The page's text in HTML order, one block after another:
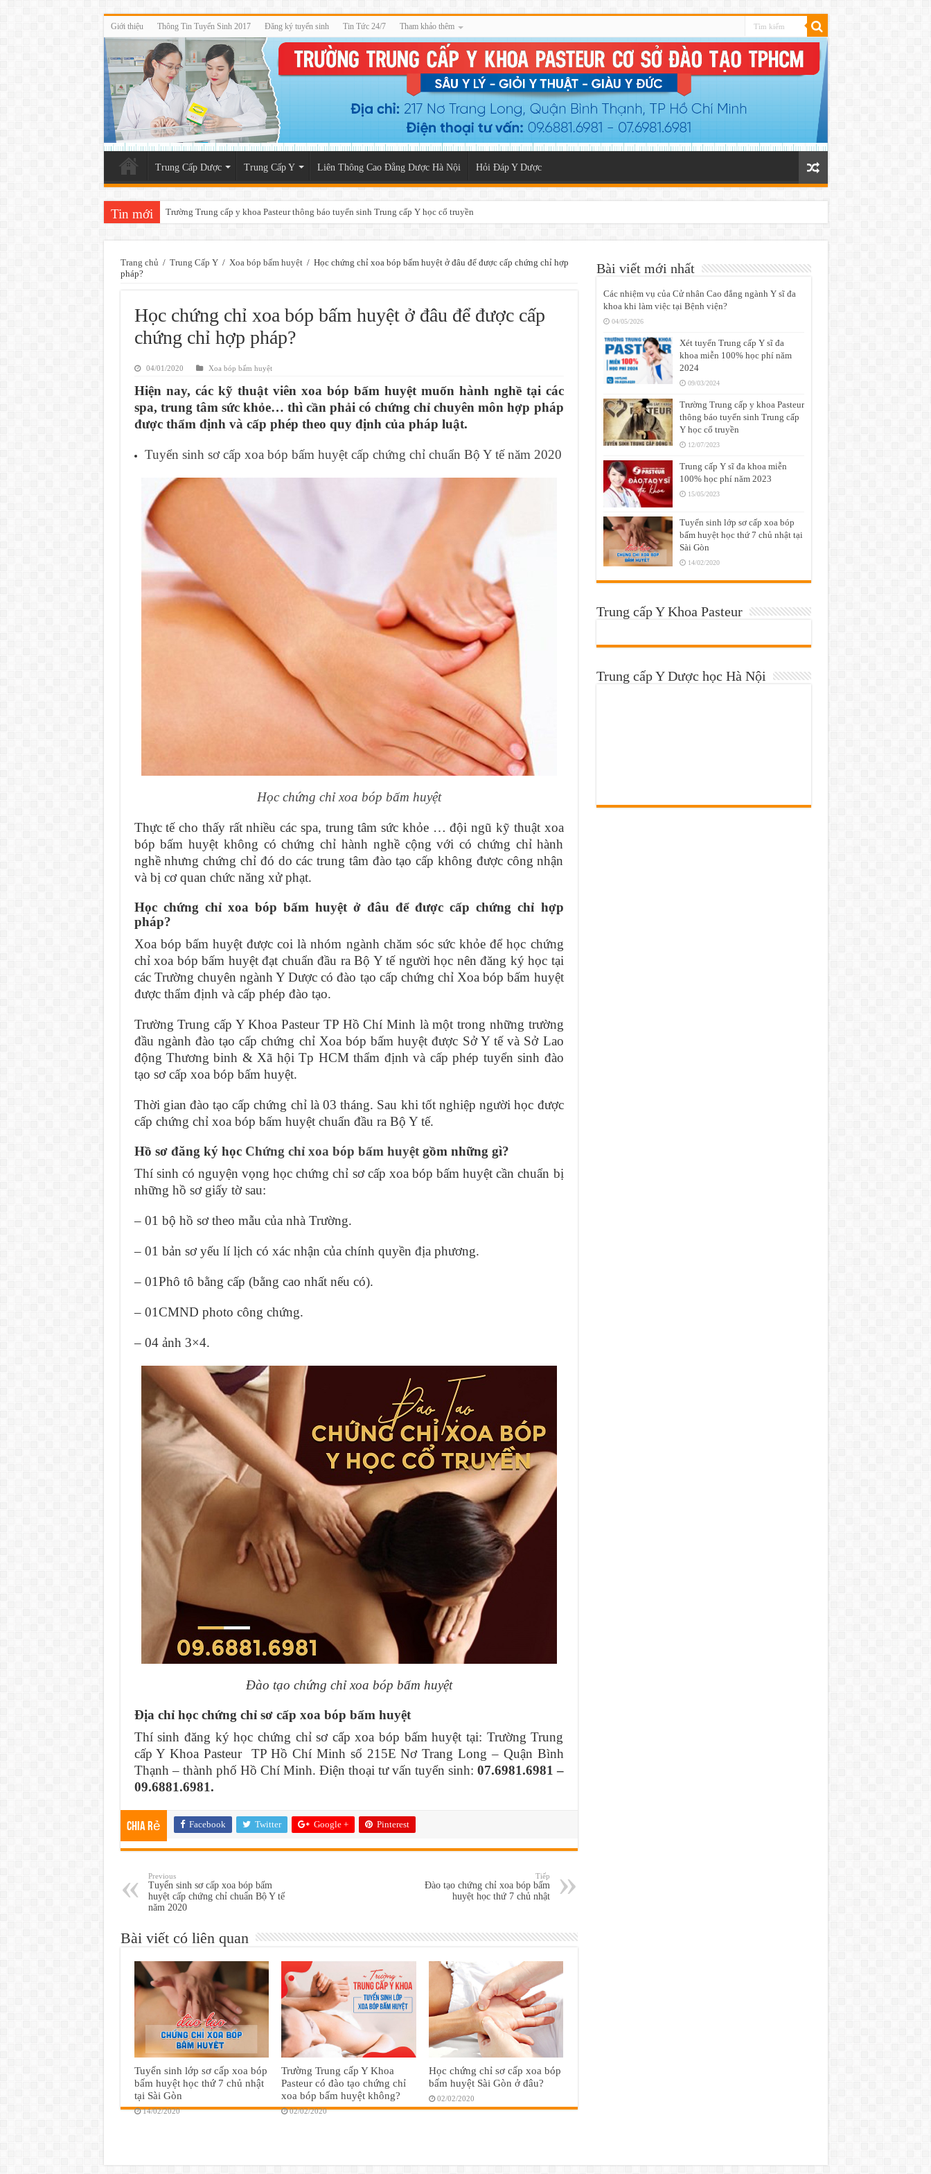
Giới thiệu Thông Tin Tuyển Sinh 2017 Đăng ký tuyển sinh Tin Tức 24/7 Tham khảo thêm
Trung Cấp Dược Trung Cấp Y Liên Thông Cao Đẳng Dược Hà Nội Hỏi Đáp Y Dược
Tin mới Trường Trung cấp y khoa Pasteur thông báo tuyển sinh Trung cấp Y học cổ truyền
Trang chủ / Trung Cấp Y / Xoa bóp bấm huyệt / Học chứng chỉ xoa bóp bấm huyệt ở đâu để được cấp chứng chỉ hợp
pháp?
Học chứng chỉ xoa bóp bấm huyệt ở đâu để được cấp
chứng chỉ hợp pháp?
04/01/2020 Xoa bóp bấm huyệt
Hiện nay, các kỹ thuật viên xoa bóp bấm huyệt muốn hành nghề tại các
spa, trung tâm sức khỏe… thì cần phải có chứng chỉ chuyên môn hợp pháp
được thẩm định và cấp phép theo quy định của pháp luật.
Tuyển sinh sơ cấp xoa bóp bấm huyệt cấp chứng chỉ chuẩn Bộ Y tế năm 2020
Học chứng chỉ xoa bóp bấm huyệt
Thực tế cho thấy rất nhiều các spa, trung tâm sức khỏe … đội ngũ kỹ thuật xoa
bóp bấm huyệt không có chứng chỉ hành nghề cộng với có chứng chỉ hành
nghề nhưng chứng chỉ đó do các trung tâm đào tạo cấp không được công nhận
và bị cơ quan chức năng xử phạt.
Học chứng chỉ xoa bóp bấm huyệt ở đâu để được cấp chứng chỉ hợp
pháp?
Xoa bóp bấm huyệt được coi là nhóm ngành chăm sóc sức khỏe để học chứng
chỉ xoa bóp bấm huyệt đạt chuẩn đầu ra Bộ Y tế người học nên đăng ký học tại
các Trường chuyên ngành Y Dược có đào tạo cấp chứng chỉ Xoa bóp bấm huyệt
được thẩm định và cấp phép đào tạo.
Trường Trung cấp Y Khoa Pasteur TP Hồ Chí Minh là một trong những trường
đầu ngành đào tạo cấp chứng chỉ Xoa bóp bấm huyệt được Sở Y tế và Sở Lao
động Thương binh & Xã hội Tp HCM thẩm định và cấp phép tuyển sinh đào
tạo sơ cấp xoa bóp bấm huyệt.
Thời gian đào tạo cấp chứng chỉ là 03 tháng. Sau khi tốt nghiệp người học được
cấp chứng chỉ xoa bóp bấm huyệt chuẩn đầu ra Bộ Y tế.
Hồ sơ đăng ký học Chứng chỉ xoa bóp bấm huyệtgồm những gì?
Thí sinh có nguyện vọng học chứng chỉ sơ cấp xoa bóp bấm huyệt cần chuẩn bị
những hồ sơ giấy tờ sau:
– 01 bộ hồ sơ theo mẫu của nhà Trường.
– 01 bản sơ yếu lí lịch có xác nhận của chính quyền địa phương.
– 01Phô tô bằng cấp (bằng cao nhất nếu có).
– 01CMND photo công chứng.
– 04 ảnh 3×4.
Đào tạo chứng chỉ xoa bóp bấm huyệt
Địa chỉ học chứng chỉ sơ cấp xoa bóp bấm huyệt
Thí sinh đăng ký học chứng chỉ sơ cấp xoa bóp bấm huyệt tại: Trường Trung
cấp Y Khoa Pasteur TP Hồ Chí Minh số 215E Nơ Trang Long – Quận Bình
Thạnh – thành phố Hồ Chí Minh. Điện thoại tư vấn tuyển sinh: 07.6981.6981 –
09.6881.6981.
Chia rẻ Facebook Twitter Google + Pinterest
Previous
Tuyển sinh sơ cấp xoa bóp bấm
huyệt cấp chứng chỉ chuẩn Bộ Y tế
năm 2020
Tiếp
Đào tạo chứng chỉ xoa bóp bấm
huyệt học thứ 7 chủ nhật
Bài viết có liên quan
Tuyển sinh lớp sơ cấp xoa bóp
bấm huyệt học thứ 7 chủ nhật
tại Sài Gòn
14/02/2020
Trường Trung cấp Y Khoa
Pasteur có đào tạo chứng chỉ
xoa bóp bấm huyệt không?
02/02/2020
Học chứng chỉ sơ cấp xoa bóp
bấm huyệt Sài Gòn ở đâu?
02/02/2020
Bài viết mới nhất
Các nhiệm vụ của Cử nhân Cao đẳng ngành Y sĩ đa
khoa khi làm việc tại Bệnh viện?
04/05/2026
Xét tuyển Trung cấp Y sĩ đa
khoa miễn 100% học phí năm
2024
09/03/2024
Trường Trung cấp y khoa Pasteur
thông báo tuyển sinh Trung cấp
Y học cổ truyền
12/07/2023
Trung cấp Y sĩ đa khoa miễn
100% học phí năm 2023
15/05/2023
Tuyển sinh lớp sơ cấp xoa bóp
bấm huyệt học thứ 7 chủ nhật tại
Sài Gòn
14/02/2020
Trung cấp Y Khoa Pasteur
Trung cấp Y Dược học Hà Nội